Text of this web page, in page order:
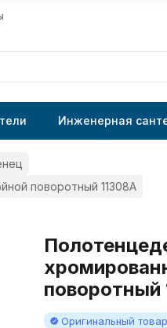
Инженерная
поворотный 11308A
поворотный
Оригинальный товар